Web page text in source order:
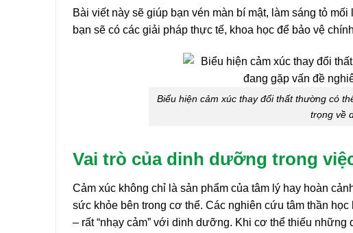
Bài viết này sẽ giúp bạn vén màn bí mật, làm sáng tỏ
bạn sẽ có các giải pháp thực tế, khoa học để bảo vệ
Biểu hiện cảm xúc thay đổi thất thường có
trọng về
Vai trò của dinh dưỡng trong
Cảm xúc không chỉ là sản phẩm của tâm lý hay hoàn
sức khỏe bên trong cơ thể. Các nghiên cứu tâm thần
– rất “nhạy cảm” với dinh dưỡng. Khi cơ thể thiếu